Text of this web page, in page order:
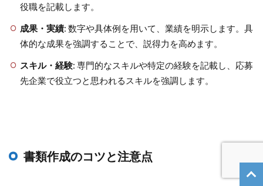
役職を記載します。
成果・実績: 数字や具体例を用いて、業績を明示します。具
体的な成果を強調することで、説得力を高めます。
スキル・経験: 専門的なスキルや特定の経験を記載し、応募
先企業で役立つと思われるスキルを強調します。
書類作成のコツと注意点